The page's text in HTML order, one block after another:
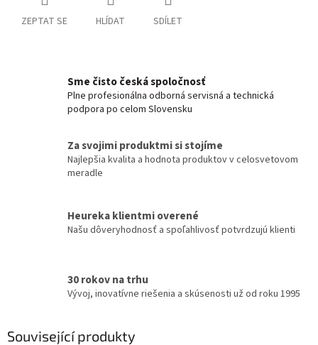
ZEPTAT SE HLÍDAT SDÍLET
Sme čisto česká spoločnosť
Plne profesionálna odborná servisná a technická
podpora po celom Slovensku
Za svojimi produktmi si stojíme
Najlepšia kvalita a hodnota produktov v celosvetovom
meradle
Heureka klientmi overené
Našu dôveryhodnosť a spoľahlivosť potvrdzujú klienti
30 rokov na trhu
Vývoj, inovatívne riešenia a skúsenosti už od roku 1995
Související produkty